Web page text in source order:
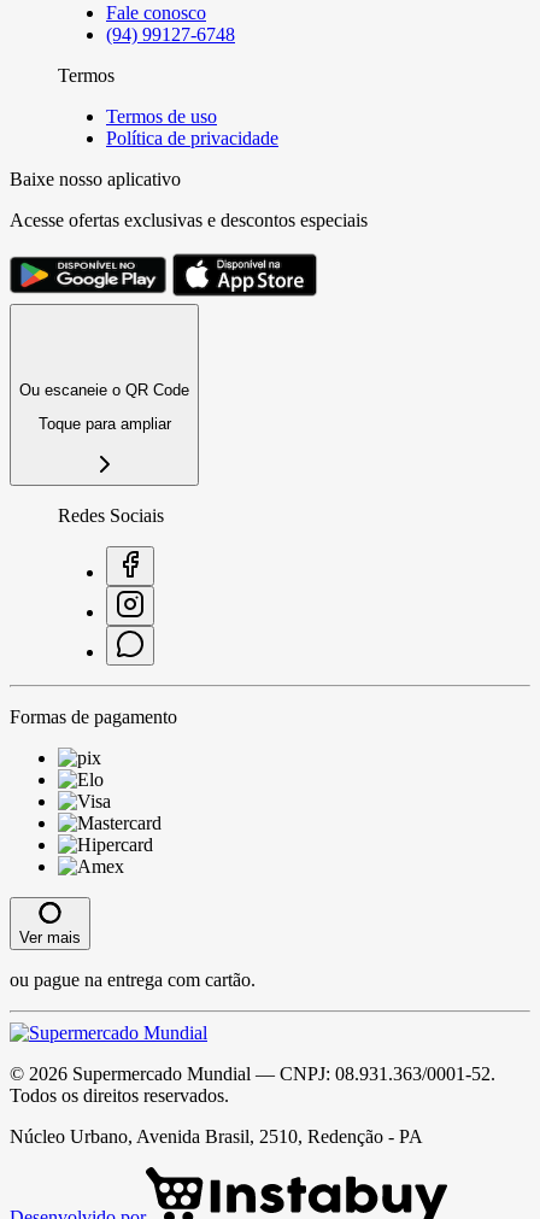
Fale conosco
(94) 99127-6748
Termos
Termos de uso
Política de privacidade
Baixe nosso aplicativo
Acesse ofertas exclusivas e descontos especiais
Ou escaneie o QR Code
Toque para ampliar
Redes Sociais
Formas de pagamento
Ver mais
ou pague na entrega com cartão.
© 2026 Supermercado Mundial — CNPJ: 08.931.363/0001-52.
Todos os direitos reservados.
Núcleo Urbano, Avenida Brasil, 2510, Redenção - PA